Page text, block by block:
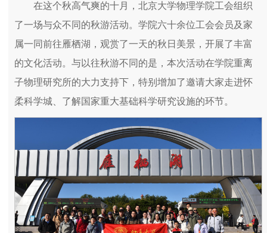
在这个秋高气爽的十月，北京大学物理学院工会组织
了一场与众不同的秋游活动。学院六十余位工会会员及家
属一同前往雁栖湖，观赏了一天的秋日美景，开展了丰富
的文化活动。与以往秋游不同的是，本次活动在学院重离
子物理研究所的大力支持下，特别增加了邀请大家走进怀
柔科学城、了解国家重大基础科学研究设施的环节。